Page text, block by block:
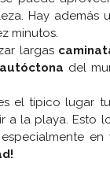
Hay además
minutos.
largas
del
el típico lugar
a la playa.
en